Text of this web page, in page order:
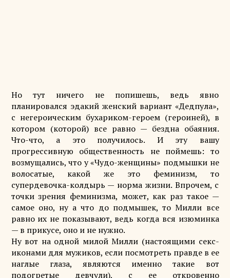
Но тут ничего не попишешь, ведь явно
планировался эдакий женский вариант «Дедпула»,
с негероическим бухариком-героем (героиней), в
котором (которой) все равно — бездна обаяния.
Что-что, а это получилось. И эту вашу
прогрессивную общественность не поймешь: то
возмущались, что у «Чудо-женщины» подмышки не
волосатые, какой же это феминизм, то
супердевочка-колдырь — норма жизни. Впрочем, с
точки зрения феминизма, может, как раз такое —
самое оно, ну а что до подмышек, то Милли все
равно их не показывают, ведь когда вся изюминка
— в прикусе, оно и не нужно.
Ну вот на одной милой Милли (настоящими секс-
иконами для мужиков, если посмотреть правде в ее
наглые глаза, являются именно такие вот
подогретые девчули), с ее откровенно